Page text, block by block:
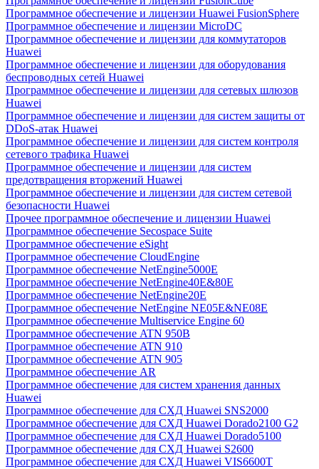
Программное обеспечение и лицензии Huawei FusionSphere
Программное обеспечение и лицензии MicroDC
Программное обеспечение и лицензии для коммутаторов
Huawei
Программное обеспечение и лицензии для оборудования
беспроводных сетей Huawei
Программное обеспечение и лицензии для сетевых шлюзов
Huawei
Программное обеспечение и лицензии для систем защиты от
DDoS-атак Huawei
Программное обеспечение и лицензии для систем контроля
сетевого трафика Huawei
Программное обеспечение и лицензии для систем
предотвращения вторжений Huawei
Программное обеспечение и лицензии для систем сетевой
безопасности Huawei
Прочее программное обеспечение и лицензии Huawei
Программное обеспечение Secospace Suite
Программное обеспечение eSight
Программное обеспечение CloudEngine
Программное обеспечение NetEngine5000E
Программное обеспечение NetEngine40E&80E
Программное обеспечение NetEngine20E
Программное обеспечение NetEngine NE05E&NE08E
Программное обеспечение Multiservice Engine 60
Программное обеспечение ATN 950B
Программное обеспечение ATN 910
Программное обеспечение ATN 905
Программное обеспечение AR
Программное обеспечение для систем хранения данных
Huawei
Программное обеспечение для СХД Huawei SNS2000
Программное обеспечение для СХД Huawei Dorado2100 G2
Программное обеспечение для СХД Huawei Dorado5100
Программное обеспечение для СХД Huawei S2600
Программное обеспечение для СХД Huawei VIS6600T